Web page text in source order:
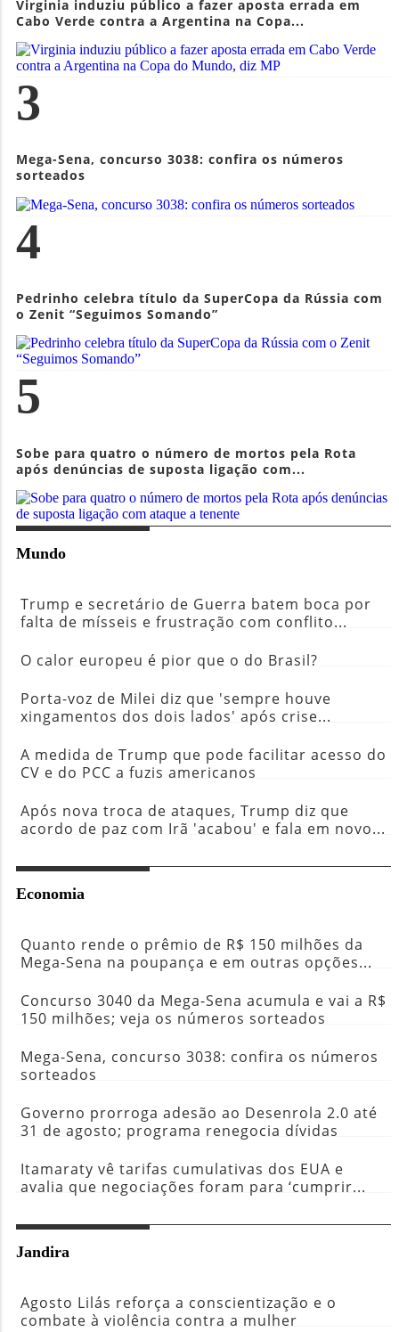
Virginia induziu público a fazer aposta errada em
Cabo Verde contra a Argentina na Copa...
3
Mega-Sena, concurso 3038: confira os números
sorteados
4
Pedrinho celebra título da SuperCopa da Rússia com
o Zenit “Seguimos Somando”
5
Sobe para quatro o número de mortos pela Rota
após denúncias de suposta ligação com...
Mundo
Trump e secretário de Guerra batem boca por
falta de mísseis e frustração com conflito...
O calor europeu é pior que o do Brasil?
Porta-voz de Milei diz que 'sempre houve
xingamentos dos dois lados' após crise...
A medida de Trump que pode facilitar acesso do
CV e do PCC a fuzis americanos
Após nova troca de ataques, Trump diz que
acordo de paz com Irã 'acabou' e fala em novo...
Economia
Quanto rende o prêmio de R$ 150 milhões da
Mega-Sena na poupança e em outras opções...
Concurso 3040 da Mega-Sena acumula e vai a R$
150 milhões; veja os números sorteados
Mega-Sena, concurso 3038: confira os números
sorteados
Governo prorroga adesão ao Desenrola 2.0 até
31 de agosto; programa renegocia dívidas
Itamaraty vê tarifas cumulativas dos EUA e
avalia que negociações foram para ‘cumprir...
Jandira
Agosto Lilás reforça a conscientização e o
combate à violência contra a mulher